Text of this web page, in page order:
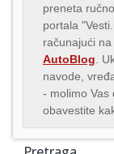
preneta
portala
računajući
AutoBlog .
navode,
- molimo Vas
obavestite